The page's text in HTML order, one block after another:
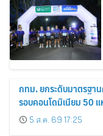
กทม. ยกระดับมาตรฐา
รอบคอนโดมิเนียม 50
5 ส.ค. 69 17:25